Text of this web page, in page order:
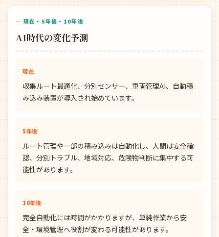
— 現在・5年後・10年後
AI時代の変化予測
現在
収集ルート最適化、分別センサー、車両管理AI、自動積
み込み装置が導入され始めています。
5年後
ルート管理や一部の積み込みは自動化し、人間は安全確
認、分別トラブル、地域対応、危険物判断に集中する可
能性があります。
10年後
完全自動化には時間がかかりますが、単純作業から安
全・環境管理へ役割が変わる可能性があります。